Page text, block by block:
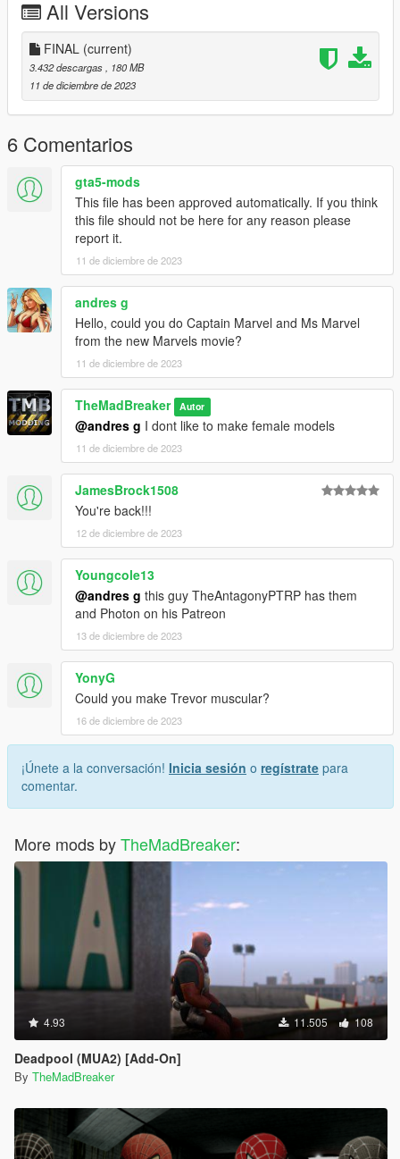
All Versions
FINAL (current)
3.432 descargas, 180 MB
11 de diciembre de 2023
6 Comentarios
gta5-mods
This file has been approved automatically. If you think
this file should not be here for any reason please
report it.
11 de diciembre de 2023
andres g
Hello, could you do Captain Marvel and Ms Marvel
from the new Marvels movie?
11 de diciembre de 2023
TheMadBreaker Autor
@andres g I dont like to make female models
11 de diciembre de 2023
JamesBrock1508
You're back!!!
12 de diciembre de 2023
Youngcole13
@andres g this guy TheAntagonyPTRP has them
and Photon on his Patreon
13 de diciembre de 2023
YonyG
Could you make Trevor muscular?
16 de diciembre de 2023
¡Únete a la conversación! Inicia sesión o regístrate para
comentar.
More mods byTheMadBreaker:
4.93 11.505 108
Deadpool (MUA2) [Add-On]
By TheMadBreaker